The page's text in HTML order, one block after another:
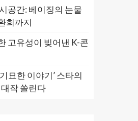
공간: 베이징의 눈물
희까지
고유성이 빚어낸 K-콘
묘한 이야기’ 스타의
작 쏠린다